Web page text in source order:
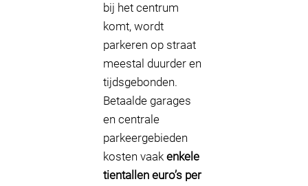
bij het centrum
komt, wordt
parkeren op straat
meestal duurder en
tijdsgebonden.
Betaalde garages
en centrale
parkeergebieden
kosten vaak enkele
tientallen euro’s per